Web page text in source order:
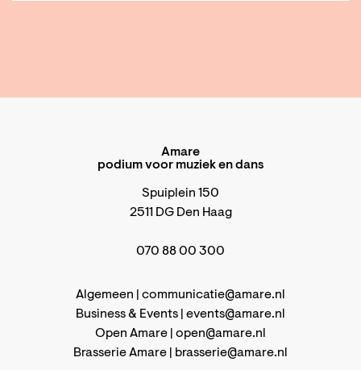
Amare
podium voor muziek en dans
Spuiplein 150
2511 DG Den Haag
070 88 00 300
Algemeen | communicatie@amare.nl
Business & Events | events@amare.nl
Open Amare | open@amare.nl
Brasserie Amare |
brasserie@amare.nl